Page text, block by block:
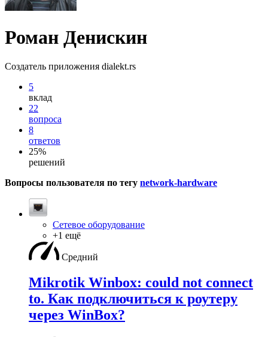
Роман Денискин
Создатель приложения dialekt.rs
5
вклад
22
вопроса
8
ответов
25%
решений
Вопросы пользователя по тегу network-hardware
Сетевое оборудование
+1 ещё
Средний
Mikrotik Winbox: could not connect
to. Как подключиться к роутеру
через WinBox?